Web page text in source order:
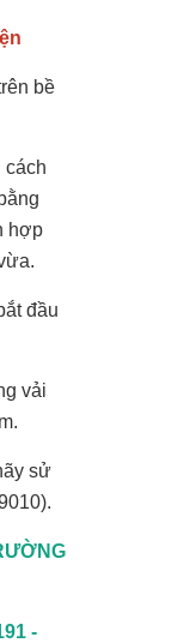
bề
cách
hợp
đầu
vải
sử
-